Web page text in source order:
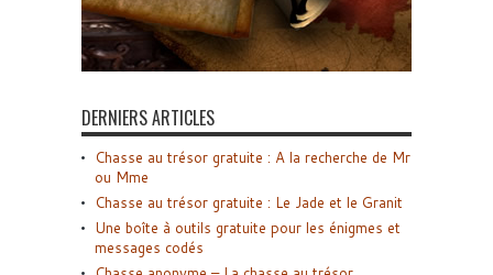
DERNIERS ARTICLES
Chasse au trésor gratuite : A la recherche de Mr
ou Mme
Chasse au trésor gratuite : Le Jade et le Granit
Une boîte à outils gratuite pour les énigmes et
messages codés